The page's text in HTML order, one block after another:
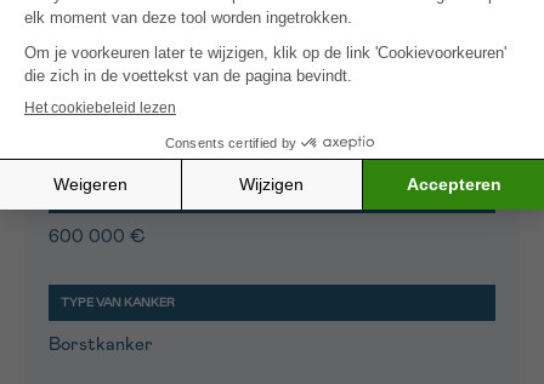
Fendt Sarah-Maria
600 000 €
Borstkanker